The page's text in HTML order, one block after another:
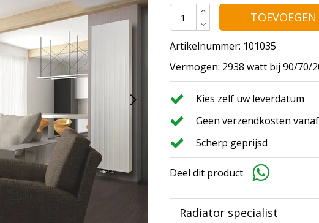
Artikelnummer: 101035
Vermogen: 2938 watt bij 90/70/
Kies zelf uw leverdatum
Geen verzendkosten
Scherp geprijsd
Deel dit product
Radiator specialist